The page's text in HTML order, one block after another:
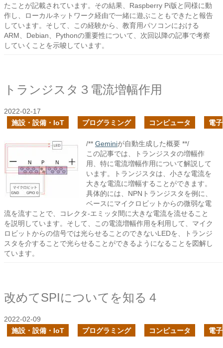
たことが記載されています。その結果、Raspberry Pi版と同様に動
作し、ローカルネットワーク経由で一緒に遊ぶこともできたと報告
しています。そして、この経験から、教育用パソコンにおける
ARM、Debian、Pythonの重要性について、次回以降の記事で考察
していくことを示唆しています。
トランジスタ３電流増幅作用
2022-02-17
施設・設備・IoT
プログラミング コンピュータ 電
/** Geminiが自動生成した概要 **/
この記事では、トランジスタの増幅作
用、特に電流増幅作用について解説して
います。トランジスタは、小さな電流を
大きな電流に増幅することができます。
具体的には、NPNトランジスタを例に、
ベースにマイクロビットからの微弱な電
流を流すことで、コレクタ-エミッタ間に大きな電流を流せること
を説明しています。そして、この電流増幅作用を利用して、マイク
ロビットからの信号では光らせることのできないLEDを、トランジ
スタを介することで光らせることができるようになることを図解し
ています。
改めてSPIについてを知る４
2022-02-09
施設・設備・IoT
プログラミング コンピュータ 電